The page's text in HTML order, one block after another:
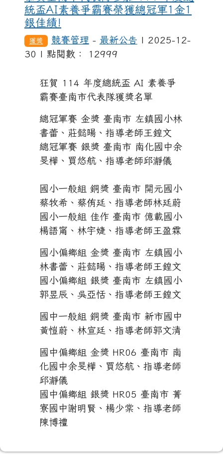
統盃AI素養爭霸賽榮獲總冠軍1金1
銀佳績!
獲獎 競賽管理 - 最新公告 | 2025-12-
30 | 點閱數： 12999
狂賀 114 年度總統盃 AI 素養爭
霸賽臺南市代表隊獲獎名單
總冠軍賽 金獎 臺南市 左鎮國小林
書蕾、莊懿暘、指導老師王鍠文
總冠軍賽 銀獎 臺南市 南化國中余
旻樺、買悠航、指導老師邱瀞儀
國小一般組 銅獎 臺南市 開元國小
蔡牧希、蔡侑廷、指導老師林廷蔚
國小一般組 佳作 臺南市 億載國小
楊語甯、林宇婕、指導老師王盈霖
國小偏鄉組 金獎 臺南市 左鎮國小
林書蕾、莊懿暘、指導老師王鍠文
國小偏鄉組 銀獎 臺南市 左鎮國小
郭昱辰、吳亞恬、指導老師王鍠文
國中一般組 銅獎 臺南市 新市國中
黃愷蔚、林宣廷、指導老師郭文清
國中偏鄉組 金獎 HR06 臺南市 南
化國中余旻樺、買悠航、指導老師
邱瀞儀
國中偏鄉組 銀獎 HR05 臺南市 菁
寮國中謝明賢、楊少棠、指導老師
陳博禮